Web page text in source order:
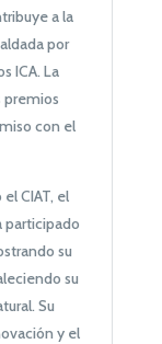
a la
por
ICA. La
premios
con el
CIAT, el
participado
su
su
Su
y el